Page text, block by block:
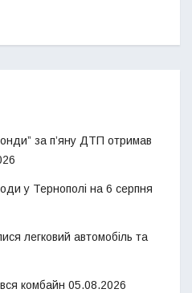
за п’яну ДТП отримав
у Тернополі на 6 серпня
легковий автомобіль та
комбайн 05.08.2026